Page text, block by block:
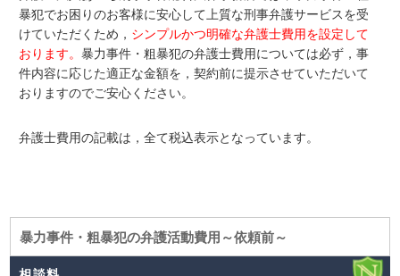
暴犯でお困りのお客様に安心して上質な刑事弁護サービスを受
けていただくため， シンプルかつ明確な弁護士費用を設定して
おります。暴力事件・粗暴犯の弁護士費用については必ず，事
件内容に応じた適正な金額を，契約前に提示させていただいて
おりますのでご安心ください。
弁護士費用の記載は，全て税込表示となっています。
暴力事件・粗暴犯の弁護活動費用～依頼前～